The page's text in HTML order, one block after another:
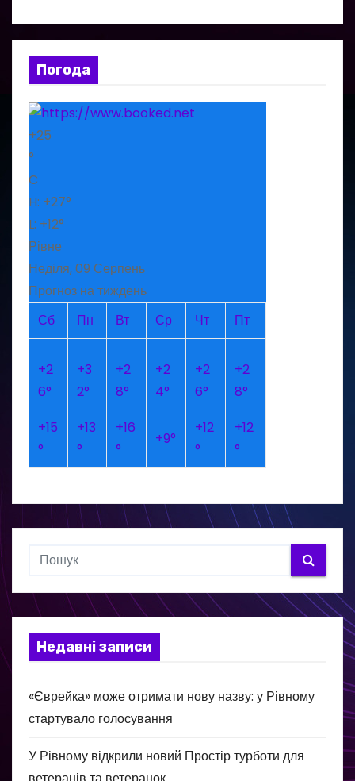
Погода
+25
°
C
H: +27°
L: +12°
Рівне
Неділя, 09 Серпень
Прогноз на тиждень
Сб
Пн Вт Ср Чт Пт
+2
6°
+3
2°
+2
8°
+2
4°
+2
6°
+2
8°
+15
°
+13
°
+16
°
+9°
+12
°
+12
°
Недавні записи
«Єврейка» може отримати нову назву: у Рівному
стартувало голосування
У Рівному відкрили новий Простір турботи для